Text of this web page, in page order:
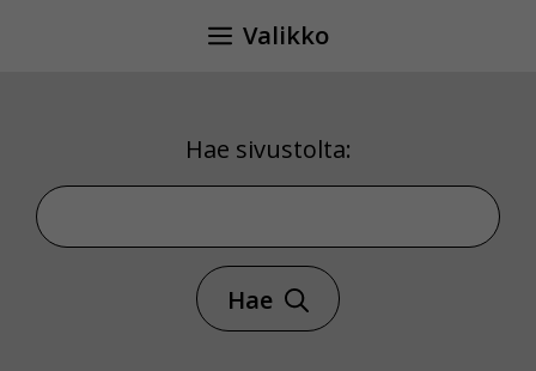
Valikko
Hae sivustolta:
Hae sivustolta
Hae